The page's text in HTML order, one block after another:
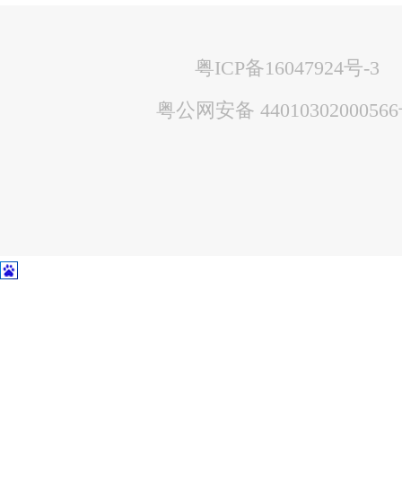
粤ICP备16047924号-3
粤公网安备